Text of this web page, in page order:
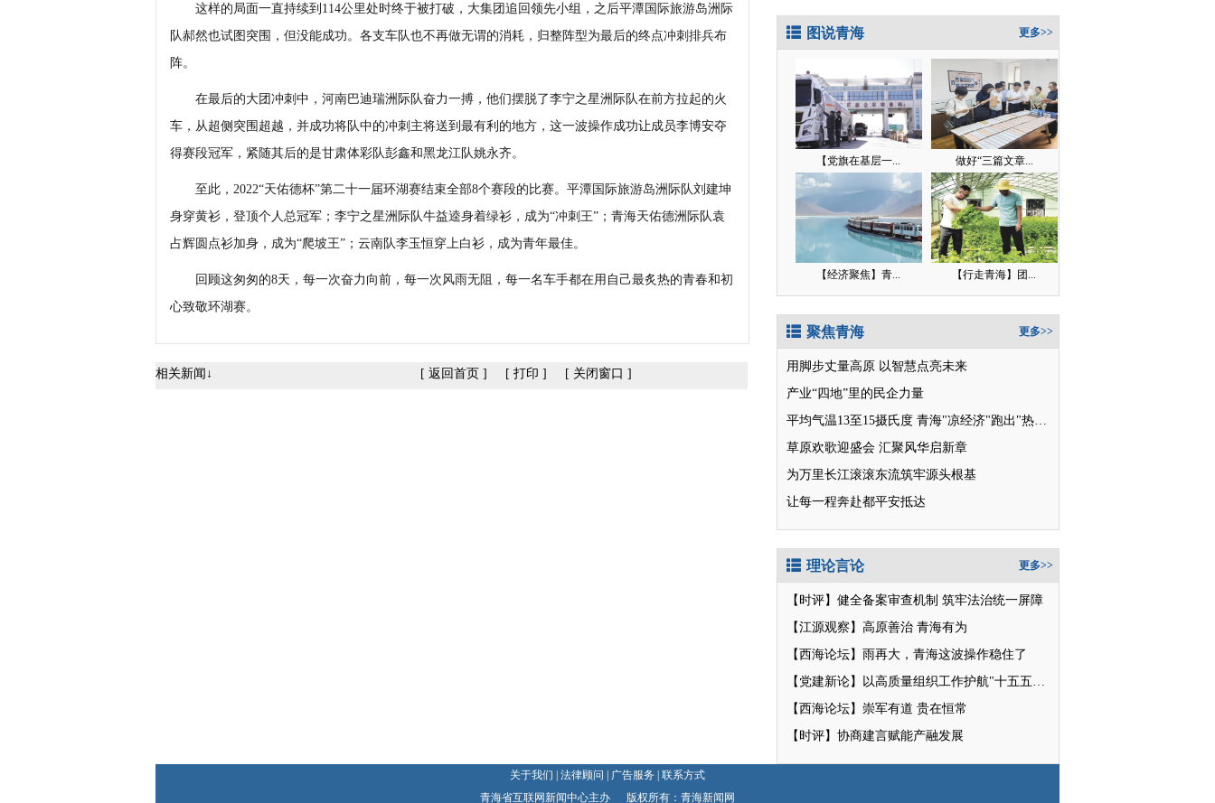
这样的局面一直持续到114公里处时终于被打破，大集团追回领先小组，之后平潭国际旅游岛洲际
队郝然也试图突围，但没能成功。各支车队也不再做无谓的消耗，归整阵型为最后的终点冲刺排兵布
阵。
在最后的大团冲刺中，河南巴迪瑞洲际队奋力一搏，他们摆脱了李宁之星洲际队在前方拉起的火
车，从超侧突围超越，并成功将队中的冲刺主将送到最有利的地方，这一波操作成功让成员李博安夺
得赛段冠军，紧随其后的是甘肃体彩队彭鑫和黑龙江队姚永齐。
至此，2022“天佑德杯”第二十一届环湖赛结束全部8个赛段的比赛。平潭国际旅游岛洲际队刘建坤
身穿黄衫，登顶个人总冠军；李宁之星洲际队牛益逵身着绿衫，成为“冲刺王”；青海天佑德洲际队袁
占辉圆点衫加身，成为“爬坡王”；云南队李玉恒穿上白衫，成为青年最佳。
回顾这匆匆的8天，每一次奋力向前，每一次风雨无阻，每一名车手都在用自己最炙热的青春和初
心致敬环湖赛。
相关新闻↓ [ 返回首页 ] [ 打印 ] [ 关闭窗口 ]
图说青海 更多>>
【党旗在基层一... 做好“三篇文章...
【经济聚焦】青... 【行走青海】团...
聚焦青海 更多>>
用脚步丈量高原 以智慧点亮未来
产业“四地”里的民企力量
平均气温13至15摄氏度 青海"凉经济"跑出"热消费"
草原欢歌迎盛会 汇聚风华启新章
为万里长江滚滚东流筑牢源头根基
让每一程奔赴都平安抵达
理论言论 更多>>
【时评】健全备案审查机制 筑牢法治统一屏障
【江源观察】高原善治 青海有为
【西海论坛】雨再大，青海这波操作稳住了
【党建新论】以高质量组织工作护航"十五五"新征程
【西海论坛】崇军有道 贵在恒常
【时评】协商建言赋能产融发展
关于我们 法律顾问 广告服务
联系方式
青海省互联网新闻中心主办 版权所有：青海新闻网